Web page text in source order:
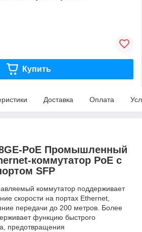
Купить
Доставка Оплата
PoE Промышленный
коммутатор PoE с
SFP
коммутатор поддерживает
скорости на портах Ethernet,
передачи до 200 метров. Более
функцию быстрого
предотвращения